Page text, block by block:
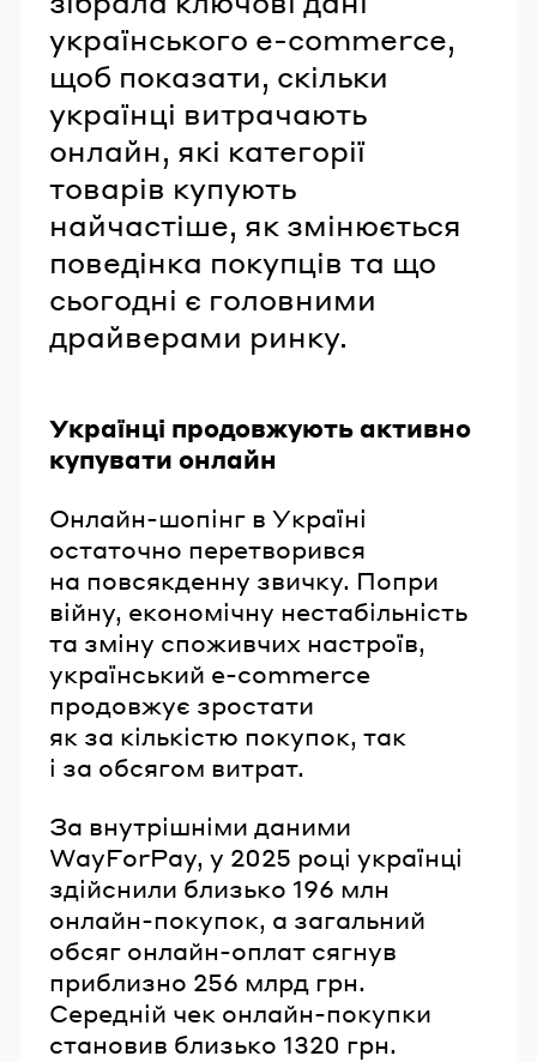
українського e-commerce,
щоб показати, скільки
українці витрачають
онлайн, які категорії
товарів купують
найчастіше, як змінюється
поведінка покупців та що
сьогодні є головними
драйверами ринку.
Українці продовжують активно
купувати онлайн
Онлайн-шопінг в Україні
остаточно перетворився
на повсякденну звичку. Попри
війну, економічну нестабільність
та зміну споживчих настроїв,
український e-commerce
продовжує зростати
як за кількістю покупок, так
і за обсягом витрат.
За внутрішніми даними
WayForPay, у 2025 році українці
здійснили близько 196 млн
онлайн-покупок, а загальний
обсяг онлайн-оплат сягнув
приблизно 256 млрд грн.
Середній чек онлайн-покупки
становив близько 1320 грн.